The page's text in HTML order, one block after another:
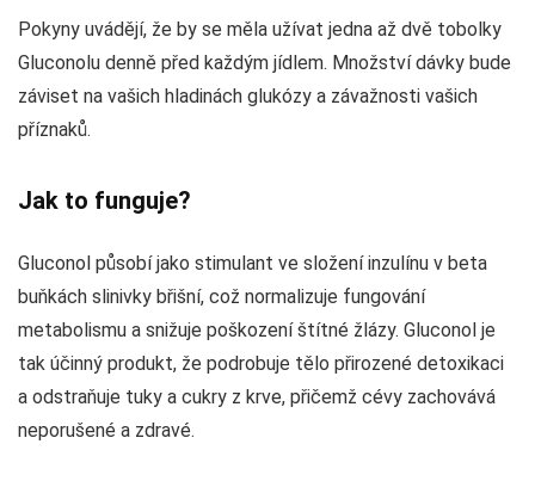
Pokyny uvádějí, že by se měla užívat jedna až dvě tobolky
Gluconolu denně před každým jídlem. Množství dávky bude
záviset na vašich hladinách glukózy a závažnosti vašich
příznaků.
Jak to funguje?
Gluconol působí jako stimulant ve složení inzulínu v beta
buňkách slinivky břišní, což normalizuje fungování
metabolismu a snižuje poškození štítné žlázy. Gluconol je
tak účinný produkt, že podrobuje tělo přirozené detoxikaci
a odstraňuje tuky a cukry z krve, přičemž cévy zachovává
neporušené a zdravé.